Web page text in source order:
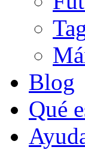
Blog
Qué